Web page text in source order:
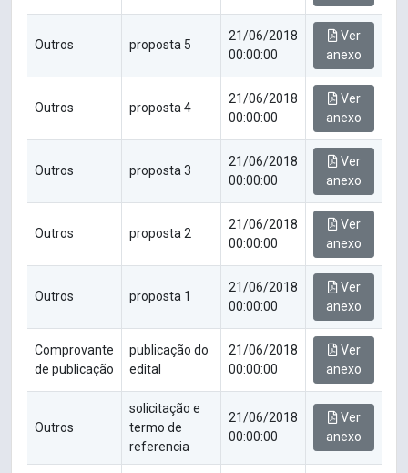
Outros proposta 5
21/06/2018
00:00:00
Ver
anexo
Outros proposta 4
21/06/2018
00:00:00
Ver
anexo
Outros proposta 3
21/06/2018
00:00:00
Ver
anexo
Outros proposta 2
21/06/2018
00:00:00
Ver
anexo
Outros proposta 1
21/06/2018
00:00:00
Ver
anexo
Comprovante
de publicação
publicação do
edital
21/06/2018
00:00:00
Ver
anexo
Outros
solicitação e
termo de
referencia
21/06/2018
00:00:00
Ver
anexo